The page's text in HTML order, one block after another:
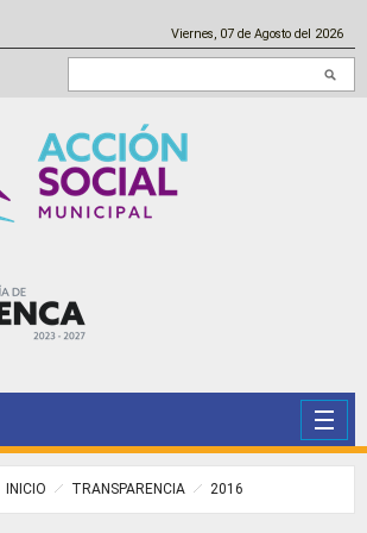
Viernes, 07 de Agosto del 2026
INICIO TRANSPARENCIA 2016